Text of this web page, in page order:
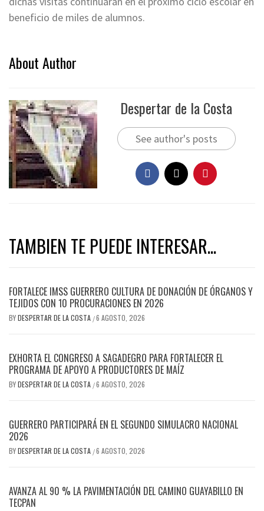
beneficio de miles de alumnos.
About Author
Despertar de la Costa
See author's posts
TAMBIEN TE PUEDE INTERESAR...
FORTALECE IMSS GUERRERO CULTURA DE DONACIÓN DE ÓRGANOS Y
TEJIDOS CON 10 PROCURACIONES EN 2026
BYDESPERTAR DE LA COSTA /6 AGOSTO, 2026
EXHORTA EL CONGRESO A SAGADEGRO PARA FORTALECER EL
PROGRAMA DE APOYO A PRODUCTORES DE MAÍZ
BYDESPERTAR DE LA COSTA /6 AGOSTO, 2026
GUERRERO PARTICIPARÁ EN EL SEGUNDO SIMULACRO NACIONAL
2026
BYDESPERTAR DE LA COSTA /6 AGOSTO, 2026
AVANZA AL 90 % LA PAVIMENTACIÓN DEL CAMINO GUAYABILLO EN
TECPAN